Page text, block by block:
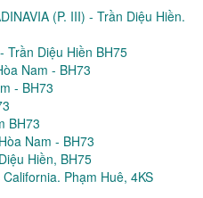
(P. III) - Trần Diệu Hiền.
Trần Diệu Hiền BH75
Nam - BH73
- BH73
BH73
Nam - BH73
Hiền, BH75
Phạm Huê, 4KS